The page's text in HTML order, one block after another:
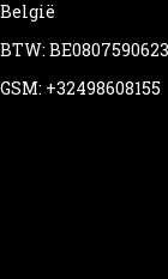
België
BTW: BE0807590623
GSM: +32498608155